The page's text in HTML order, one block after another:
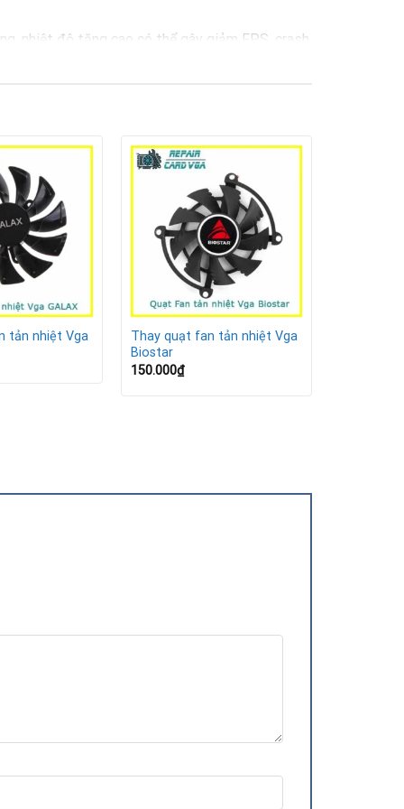
nhiệt độ tăng cao có thể gây giảm FPS, crash
tản nhiệt Vga
Thay quạt fan tản nhiệt Vga
Biostar
150.000₫